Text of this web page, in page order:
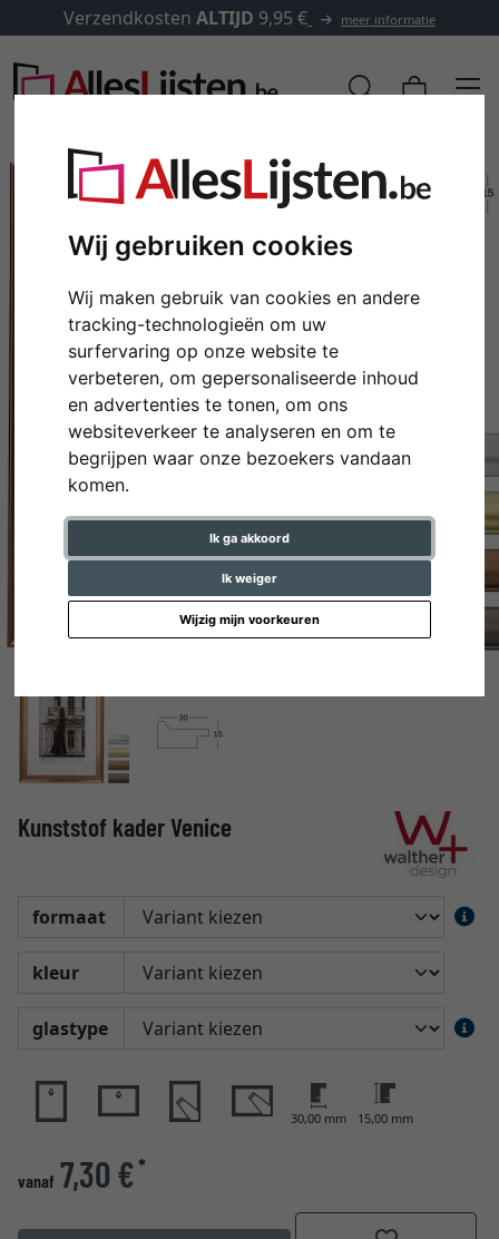
Wij gebruiken cookies
Wij maken gebruik van cookies en andere
tracking-technologieën om uw
surfervaring op onze website te
verbeteren, om gepersonaliseerde inhoud
en advertenties te tonen, om ons
websiteverkeer te analyseren en om te
begrijpen waar onze bezoekers vandaan
komen.
Ik ga akkoord
Ik weiger
Wijzig mijn voorkeuren
Verzendkosten ALTIJD 9,95 € meer informatie
Terug
Kunststof kader Venice
formaat
kleur
glastype
30,00 mm 15,00 mm
vanaf 7,30 €*